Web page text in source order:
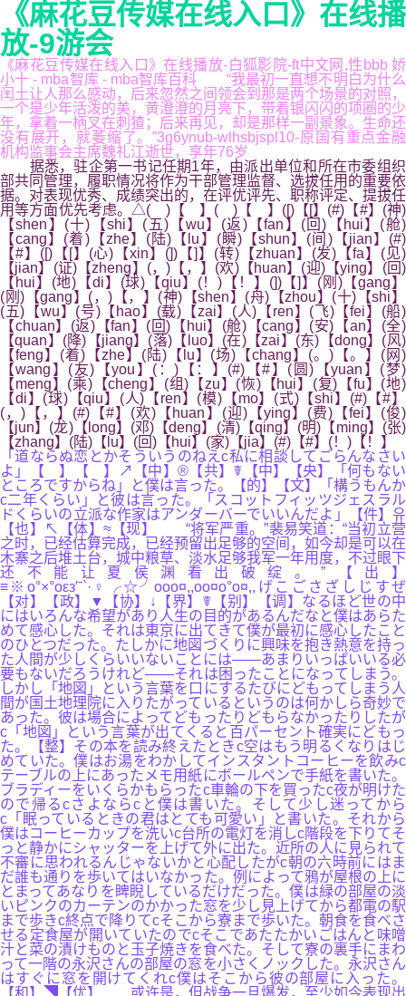
《麻花豆传媒在线入口》在线播
放-9游会
《麻花豆传媒在线入口》在线播放-白狐影院-ft中文网,性bbb 娇
小十 - mba智库 - mba智库百科 “我最初一直想不明白为什么
闰土让人那么感动，后来忽然之间领会到那是两个场景的对照，
一个是少年活泼的美，黄澄澄的月亮下，带着银闪闪的项圈的少
年，拿着一柄叉在刺猹；后来再见，却是那样一副景象。生命还
没有展开，就萎缩了。”3g6ynub-wlhsbjspl10-原国有重点金融
机构监事会主席魏礼江逝世，享年76岁
据悉，驻企第一书记任期1年，由派出单位和所在市委组织
部共同管理，履职情况将作为干部管理监督、选拔任用的重要依
据。对表现优秀、成绩突出的，在评优评先、职称评定、提拔任
用等方面优先考虑。△( )【 】( )【 】([)【[】(#)【#】(神)
【shen】(十)【shi】(五)【wu】(返)【fan】(回)【hui】(舱)
【cang】(着)【zhe】(陆)【lu】(瞬)【shun】(间)【jian】(#)
【#】([)【[】(心)【xin】(])【]】(转)【zhuan】(发)【fa】(见)
【jian】(证)【zheng】(，)【，】(欢)【huan】(迎)【ying】(回)
【hui】(地)【di】(球)【qiu】(！)【！】(])【]】(刚)【gang】
(刚)【gang】(，)【，】(神)【shen】(舟)【zhou】(十)【shi】
(五)【wu】(号)【hao】(载)【zai】(人)【ren】(飞)【fei】(船)
【chuan】(返)【fan】(回)【hui】(舱)【cang】(安)【an】(全)
【quan】(降)【jiang】(落)【luo】(在)【zai】(东)【dong】(风)
【feng】(着)【zhe】(陆)【lu】(场)【chang】(。)【。】(网)
【wang】(友)【you】(：)【：】(#)【#】(圆)【yuan】(梦)
【meng】(乘)【cheng】(组)【zu】(恢)【hui】(复)【fu】(地)
【di】(球)【qiu】(人)【ren】(模)【mo】(式)【shi】(#)【#】
(，)【，】(#)【#】(欢)【huan】(迎)【ying】(费)【fei】(俊)
【jun】(龙)【long】(邓)【deng】(清)【qing】(明)【ming】(张)
【zhang】(陆)【lu】(回)【hui】(家)【jia】(#)【#】(！)【！】
「道ならぬ恋とかそういうのねえc私に相談してごらんなさい
よ」【 】【 】↗【中】®【共】☤【中】【央】「何もない
ところですからね」と僕は言った。【的】【文】「構うもんか
c二年くらい」と彼は言った。「スコットフィッツジェスラル
ドくらいの立派な作家はアンダーバーでいいんだよ」【件】유
【也】↖【体】≈【现】 “将军严重。”裴易笑道：“当初立营
之时，已经估算完成，已经预留出足够的空间，如今却是可以在
木寨之后堆土台，城中粮草、淡水足够我军一年用度，不过眼下
还不能让夏侯渊看出破绽。”【出】
≡※o°×°oεз′ˉ`·♀╭☆╯ooo¤,,oo¤o°o¤,,げこごさざしじすぜ
【对】【政】▼【协】↓【界】☤【别】【调】なるほど世の中
にはいろんな希望があり人生の目的があるんだなと僕はあらた
めて感心した。それは東京に出てきて僕が最初に感心したこと
のひとつだった。たしかに地図づくりに興味を抱き熱意を持っ
た人間が少しくらいいないことには――あまりいっぱいいる必
要もないだろうけれど――それは困ったことになってしまう。
しかし「地図」という言葉を口にするたびにどもってしまう人
間が国土地理院に入りたがっているというのは何かしら奇妙で
あった。彼は場合によってどもったりどもらなかったりしたが
c「地図」という言葉が出てくると百パーセント確実にどもっ
た。【整】その本を読み終えたときc空はもう明るくなりはじ
めていた。僕はお湯をわかしてインスタントコーヒーを飲みc
テーブルの上にあったメモ用紙にボールペンで手紙を書いた。
ブラディーをいくらかもらったc車輪の下を買ったc夜が明けた
ので帰るcさよならcと僕は書いた。そして少し迷ってから
c「眠っているときの君はとても可愛い」と書いた。それから
僕はコーヒーカップを洗いc台所の電灯を消しc階段を下りてそ
っと静かにシャッターを上げて外に出た。近所の人に見られて
不審に思われるんじゃないかと心配したがc朝の六時前にはま
だ誰も通りを歩いてはいなかった。例によって鴉が屋根の上に
とまってあなりを睥睨しているだけだった。僕は緑の部屋の淡
いピンクのカーテンのかかった窓を少し見上げてから都電の駅
まで歩きc終点で降りてcそこから寮まで歩いた。朝食を食べさ
せる定食屋が開いていたのでcそこであたたかいごはんと味噌
汁と菜の漬けものと玉子焼きを食べた。そして寮の裏手にまわ
って一階の永沢さんの部屋の窓を小さくノックした。永沢さん
はすぐに窓を開けてくれc僕はそこから彼の部屋に入った。
【和】◥【优】 或许是，但战争一旦爆发，至少如今表现出